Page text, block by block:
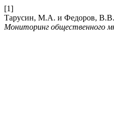
[1]
Тарусин, М.А. и Федоров, В.В.
Мониторинг общественного